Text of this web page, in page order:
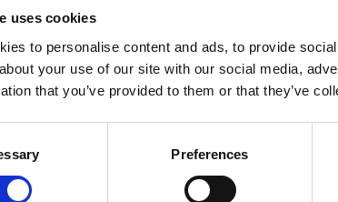
uses cookies
to personalise content and ads, to provide
your use of our site with our social media,
that you’ve provided to them or that they’ve
Preferences
diventare veri laboratori di innovazione
e governarli.
PPAN Academy offre uno sguardo possibile sui
che preparano le nuove generazioni a interpretare